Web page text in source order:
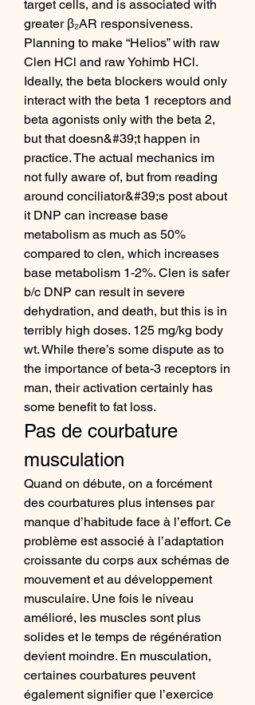
target cells, and is associated with
greater β₂AR responsiveness.
Planning to make “Helios” with raw
Clen HCl and raw Yohimb HCl.
Ideally, the beta blockers would only
interact with the beta 1 receptors and
beta agonists only with the beta 2,
but that doesn&#39;t happen in
practice. The actual mechanics im
not fully aware of, but from reading
around conciliator&#39;s post about
it DNP can increase base
metabolism as much as 50%
compared to clen, which increases
base metabolism 1-2%. Clen is safer
b/c DNP can result in severe
dehydration, and death, but this is in
terribly high doses. 125 mg/kg body
wt. While there’s some dispute as to
the importance of beta-3 receptors in
man, their activation certainly has
some benefit to fat loss.
Pas de courbature
musculation
Quand on débute, on a forcément
des courbatures plus intenses par
manque d’habitude face à l’effort. Ce
problème est associé à l’adaptation
croissante du corps aux schémas de
mouvement et au développement
musculaire. Une fois le niveau
amélioré, les muscles sont plus
solides et le temps de régénération
devient moindre. En musculation,
certaines courbatures peuvent
également signifier que l’exercice